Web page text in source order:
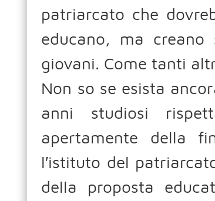
patriarcato che
educano, ma
giovani. Come tanti
Non so se esista
anni studiosi
apertamente della
l′istituto del
della proposta